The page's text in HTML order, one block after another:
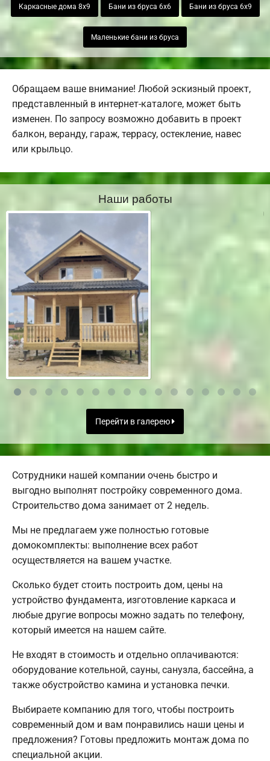
Каркасные дома 8х9 Бани из бруса 6х6 Бани из бруса 6х9
Маленькие бани из бруса
Обращаем ваше внимание! Любой эскизный проект,
представленный в интернет-каталоге, может быть
изменен. По запросу возможно добавить в проект
балкон, веранду, гараж, террасу, остекление, навес
или крыльцо.
Наши работы
Перейти в галерею
Сотрудники нашей компании очень быстро и
выгодно выполнят постройку современного дома.
Строительство дома занимает от 2 недель.
Мы не предлагаем уже полностью готовые
домокомплекты: выполнение всех работ
осуществляется на вашем участке.
Сколько будет стоить построить дом, цены на
устройство фундамента, изготовление каркаса и
любые другие вопросы можно задать по телефону,
который имеется на нашем сайте.
Не входят в стоимость и отдельно оплачиваются:
оборудование котельной, сауны, санузла, бассейна, а
также обустройство камина и установка печки.
Выбираете компанию для того, чтобы построить
современный дом и вам понравились наши цены и
предложения? Готовы предложить монтаж дома по
специальной акции.